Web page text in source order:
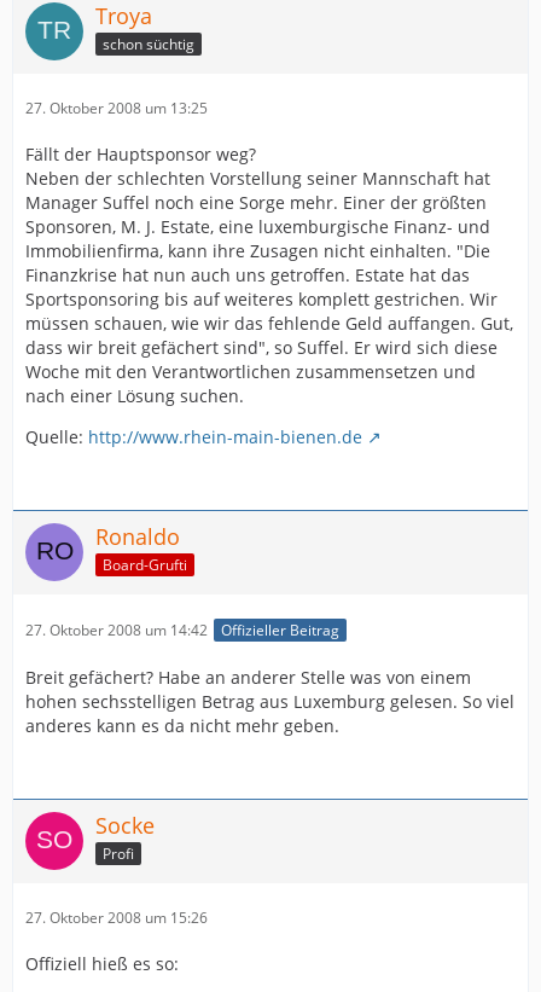
Troya
schon süchtig
27. Oktober 2008 um 13:25
Fällt der Hauptsponsor weg?
Neben der schlechten Vorstellung seiner Mannschaft hat
Manager Suffel noch eine Sorge mehr. Einer der größten
Sponsoren, M. J. Estate, eine luxemburgische Finanz- und
Immobilienfirma, kann ihre Zusagen nicht einhalten. "Die
Finanzkrise hat nun auch uns getroffen. Estate hat das
Sportsponsoring bis auf weiteres komplett gestrichen. Wir
müssen schauen, wie wir das fehlende Geld auffangen. Gut,
dass wir breit gefächert sind", so Suffel. Er wird sich diese
Woche mit den Verantwortlichen zusammensetzen und
nach einer Lösung suchen.
Quelle: http://www.rhein-main-bienen.de
Ronaldo
Board-Grufti
27. Oktober 2008 um 14:42 Offizieller Beitrag
Breit gefächert? Habe an anderer Stelle was von einem
hohen sechsstelligen Betrag aus Luxemburg gelesen. So viel
anderes kann es da nicht mehr geben.
Socke
Profi
27. Oktober 2008 um 15:26
Offiziell hieß es so: